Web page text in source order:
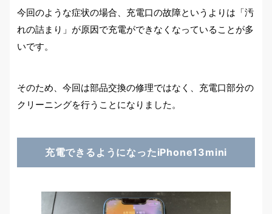
今回のような症状の場合、充電口の故障というよりは「汚
れの詰まり」が原因で充電ができなくなっていることが多
いです。
そのため、今回は部品交換の修理ではなく、充電口部分の
クリーニングを行うことになりました。
充電できるようになったiPhone13mini